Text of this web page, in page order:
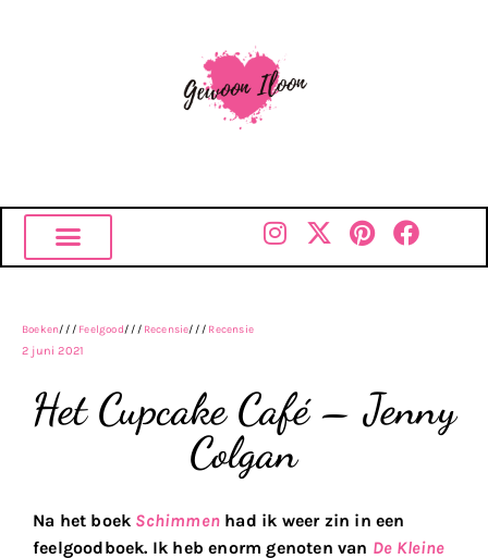
Boeken/// Feelgood/// Recensie/// Recensie
2 juni 2021
Het Cupcake Café – Jenny
Colgan
Na het boek Schimmen had ik weer zin in een
feelgoodboek. Ik heb enorm genoten van De Kleine